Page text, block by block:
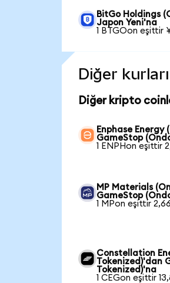
BitGo Holdings
Japon Yeni'na
1 BTGOon eşittir
Diğer
Diğer kripto
Enphase
GameStop
1 ENPHon eşittir
MP Materials
GameStop
1 MPon eşittir
Constellation
Tokenized)'dan
Tokenized)'na
1 CEGon eşittir